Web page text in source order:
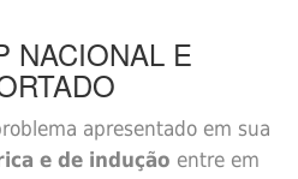
NACIONAL E
apresentado em sua
e de indução entre em